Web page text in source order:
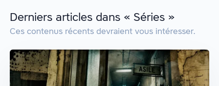
Derniers articles dans « Séries »
Ces contenus récents devraient vous intéresser.